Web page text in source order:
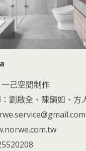
己空間制作
劉啟全、陳韻如、方